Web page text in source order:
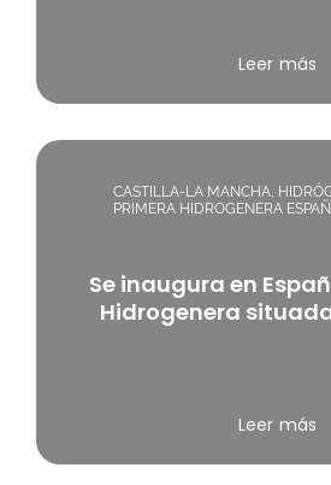
Leer más
CASTILLA-LA MANCHA,
PRIMERA HIDROGENERA
Se inaugura en
Hidrogenera
Leer más